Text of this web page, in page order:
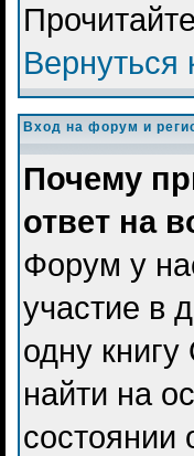
Прочитайте
Вернуться
Вход на форум и
Почему
ответ на
Форум у
участие в
одну
найти на
состоянии